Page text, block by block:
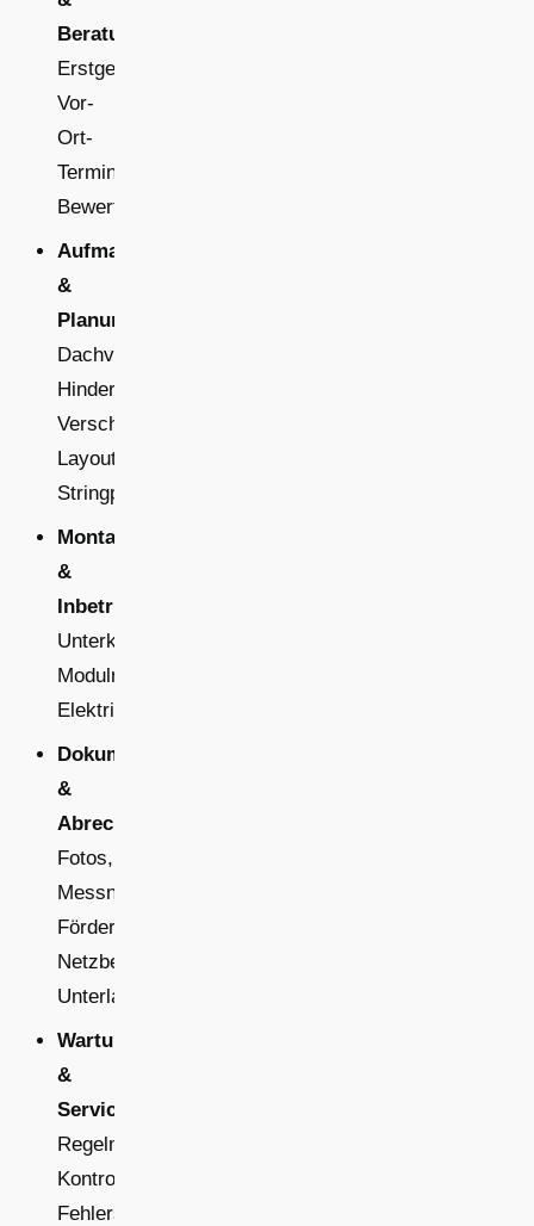
Beratung:
Erstgespräch,
Vor-
Ort-
Termin,
Bewertung
Aufmaß
&
Planung:
Dachvermessung,
Hindernisse,
Verschattung,
Layout,
Stringplanung
Montage
&
Inbetriebnahme:
Unterkonstruktion,
Modulmontage,
Elektrik
Dokumentation
&
Abrechnung:
Fotos,
Messnachweise,
Förderung,
Netzbetreiber-
Unterlagen
Wartung
&
Service:
Regelmäßige
Kontrollen,
Fehlersuche,